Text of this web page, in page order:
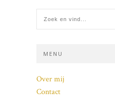
MENU
Over mij
Contact